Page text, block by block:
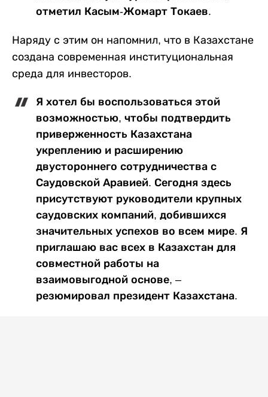
отметил Касым-Жомарт Токаев.
Наряду с этим он напомнил, что в Казахстане
создана современная институциональная
среда для инвесторов.
Я хотел бы воспользоваться этой
возможностью, чтобы подтвердить
приверженность Казахстана
укреплению и расширению
двустороннего сотрудничества с
Саудовской Аравией. Сегодня здесь
присутствуют руководители крупных
саудовских компаний, добившихся
значительных успехов во всем мире. Я
приглашаю вас всех в Казахстан для
совместной работы на
взаимовыгодной основе, –
резюмировал президент Казахстана.